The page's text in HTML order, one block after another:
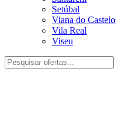
Setúbal
Viana do Castelo
Vila Real
Viseu